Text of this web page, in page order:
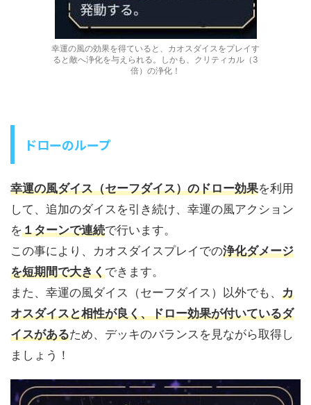
幸運の風の効果を得ていると、カオスダイスをプレイす
ると敵へ浄化を与えられる。しかも、クリティカル（3
倍）の浄化！
ドローのループ
幸運の風ダイス（セーフダイス）のドロー効果を利用
して、追加のダイスを引き続け、幸運の風アクション
を１ターンで連続で行います。
この事により、カオスダイスプレイでの浄化ダメージ
を短期間で大きくできます。
また、幸運の風ダイス（セーフダイス）以外でも、 カ
オスダイスと相性が良く、ドロー効果が付いているダ
イスがあるため、デッキのバランスを見ながら取得し
ましょう！